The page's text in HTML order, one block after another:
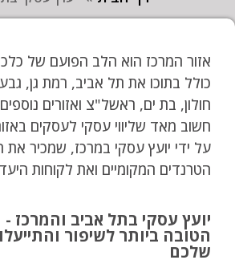
אזור המרכז הוא הלב הפועם של
כולל בתוכו את תל אביב, רמת גן,
חולון, בת ים, ראשל"צ ואזורים
חשוב מאד שליווי עסקי לעסקים
על ידי יועץ עסקי במרכז, שמכיר
הטרנדים המקומיים ואת לקוחות
יועץ עסקי בתל אביב והמרכז -
הטובה ביותר לשיפור
שלכם